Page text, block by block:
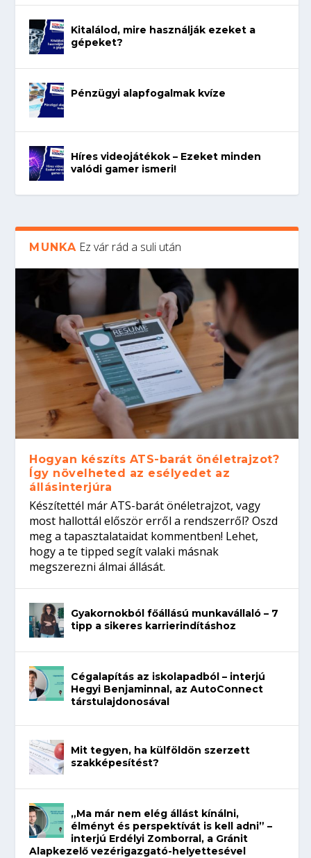
Kitalálod, mire használják ezeket a
gépeket?
Pénzügyi alapfogalmak kvíze
Híres videojátékok – Ezeket minden
valódi gamer ismeri!
MUNKA Ez vár rád a suli után
Hogyan készíts ATS-barát önéletrajzot?
Így növelheted az esélyedet az
állásinterjúra
Készítettél már ATS-barát önéletrajzot, vagy
most hallottál először erről a rendszerről? Oszd
meg a tapasztalataidat kommentben! Lehet,
hogy a te tipped segít valaki másnak
megszerezni álmai állását.
Gyakornokból főállású munkavállaló – 7
tipp a sikeres karrierindításhoz
Cégalapítás az iskolapadból – interjú
Hegyi Benjaminnal, az AutoConnect
társtulajdonosával
Mit tegyen, ha külföldön szerzett
szakképesítést?
„Ma már nem elég állást kínálni,
élményt és perspektívát is kell adni” –
interjú Erdélyi Zomborral, a Gránit
Alapkezelő vezérigazgató-helyettesével